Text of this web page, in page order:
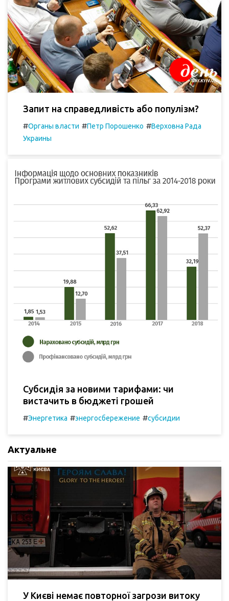
Запит на справедливість або популізм?
#Органы власти #Петр Порошенко #Верховна Рада
Украины
Субсидія за новими тарифами: чи
вистачить в бюджеті грошей
#Энергетика #энергосбережение #субсидии
Актуальне
У Києві немає повторної загрози витоку